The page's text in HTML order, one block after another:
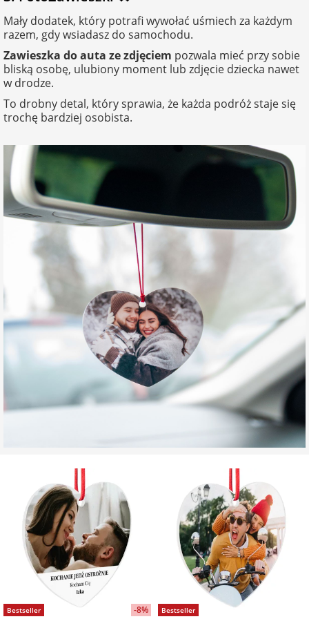
Mały dodatek, który potrafi wywołać uśmiech za każdym
razem, gdy wsiadasz do samochodu.
Zawieszka do auta ze zdjęciem pozwala mieć przy sobie
bliską osobę, ulubiony moment lub zdjęcie dziecka nawet
w drodze.
To drobny detal, który sprawia, że każda podróż staje się
trochę bardziej osobista.
Bestseller -8% Bestseller